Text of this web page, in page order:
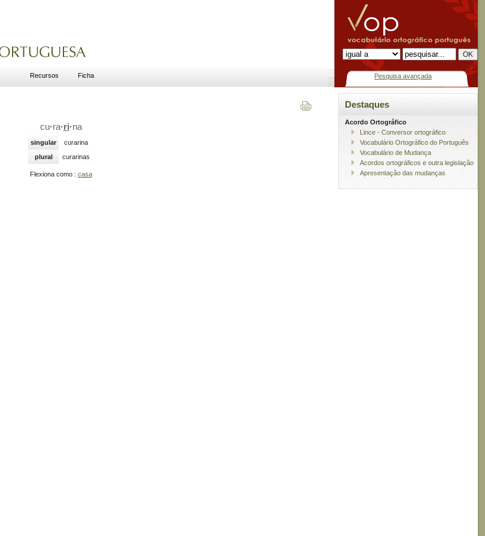
Recursos Ficha Pesquisa avançada
cu·ra·ri·na
singular
curarina
plural
curarinas
Flexiona como : casa
Destaques
Acordo Ortográfico
Lince - Conversor ortográfico
Vocabulário Ortográfico do Português
Vocabulário de Mudança
Acordos ortográficos e outra legislação
Apresentação das mudanças